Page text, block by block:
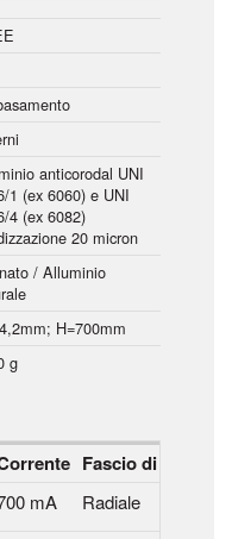
anticorodal UNI
1 (ex 6060) e UNI
4 (ex 6082)
20 micron
/ Alluminio
H=700mm
g
Fascio di luce
mA Radiale